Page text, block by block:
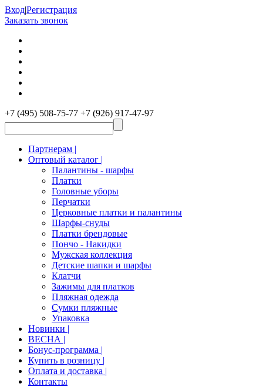
Вход|Регистрация
Заказать звонок
+7 (495) 508-75-77 +7 (926) 917-47-97
Партнерам |
Оптовый каталог |
Палантины - шарфы
Платки
Головные уборы
Перчатки
Церковные платки и палантины
Шарфы-снуды
Платки брендовые
Пончо - Накидки
Мужская коллекция
Детские шапки и шарфы
Клатчи
Зажимы для платков
Пляжная одежда
Сумки пляжные
Упаковка
Новинки |
ВЕСНА |
Бонус-программа |
Купить в розницу |
Оплата и доставка |
Контакты